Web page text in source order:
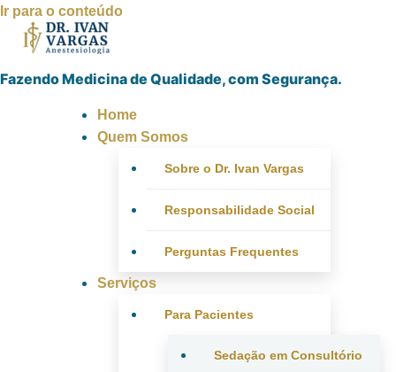
Ir para o conteúdo
Fazendo Medicina de Qualidade, com Segurança.
Home
Quem Somos
Sobre o Dr. Ivan Vargas
Responsabilidade Social
Perguntas Frequentes
Serviços
Para Pacientes
Sedação em Consultório